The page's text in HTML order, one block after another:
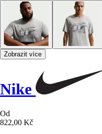
Zobrazit více
Nike
Od
822,00 Kč